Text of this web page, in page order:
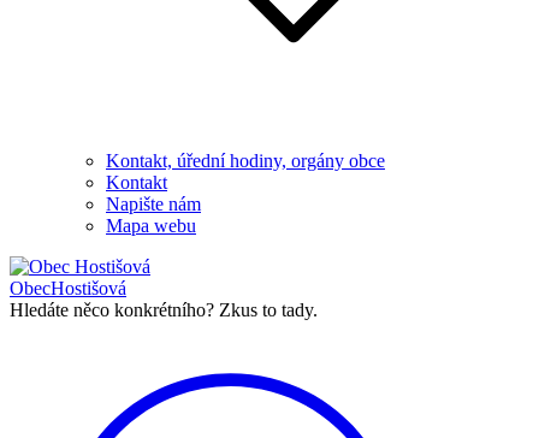
Kontakt, úřední hodiny, orgány obce
Kontakt
Napište nám
Mapa webu
ObecHostišová
Hledáte něco konkrétního? Zkus to tady.